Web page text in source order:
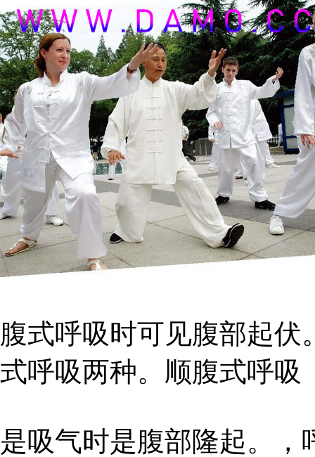
腹式呼吸时可见腹部起
式呼吸两种。顺腹式呼吸
是吸气时是腹部隆起。